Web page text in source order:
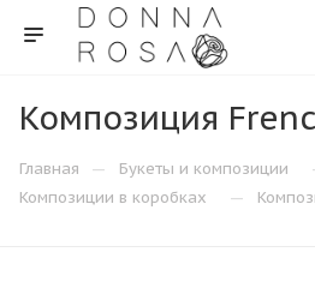
Композиция
Главная — Букеты и композиции
Композиции в коробках —